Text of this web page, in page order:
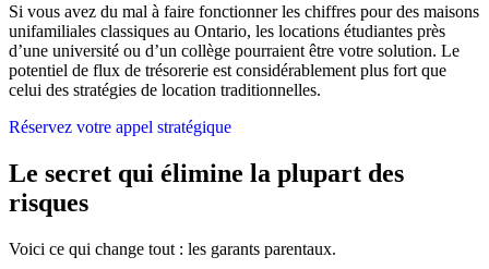
Si vous avez du mal à faire fonctionner les chiffres pour des maisons
unifamiliales classiques au Ontario, les locations étudiantes près
d’une université ou d’un collège pourraient être votre solution. Le
potentiel de flux de trésorerie est considérablement plus fort que
celui des stratégies de location traditionnelles.
Réservez votre appel stratégique
Le secret qui élimine la plupart des
risques
Voici ce qui change tout : les garants parentaux.